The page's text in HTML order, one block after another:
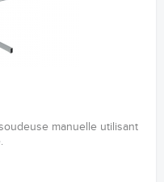
manuelle utilisant